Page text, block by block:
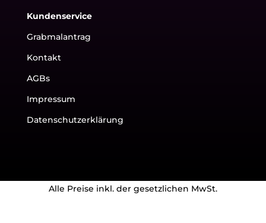
Kundenservice
Grabmalantrag
Kontakt
AGBs
Impressum
Datenschutzerklärung
Alle Preise inkl. der gesetzlichen MwSt.